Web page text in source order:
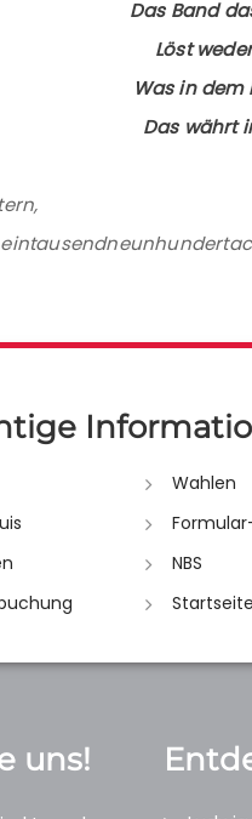
Das Band
Löst
Was in dem
Das währt
Wahlen
NBS
Startseite
uns!